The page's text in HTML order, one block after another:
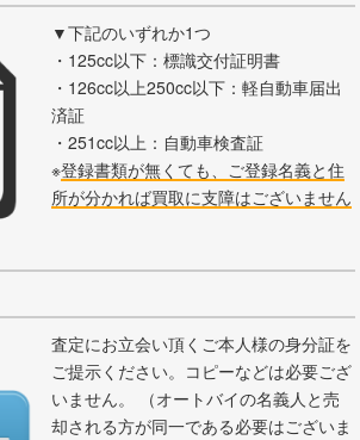
▼下記のいずれか1つ
・125cc以下：標識交付証明書
・126cc以上250cc以下：軽自動車届出
済証
・251cc以上：自動車検査証
※登録書類が無くても、ご登録名義と住
所が分かれば買取に支障はございません
査定にお立会い頂くご本人様の身分証を
ご提示ください。コピーなどは必要ござ
いません。 （オートバイの名義人と売
却される方が同一である必要はございま